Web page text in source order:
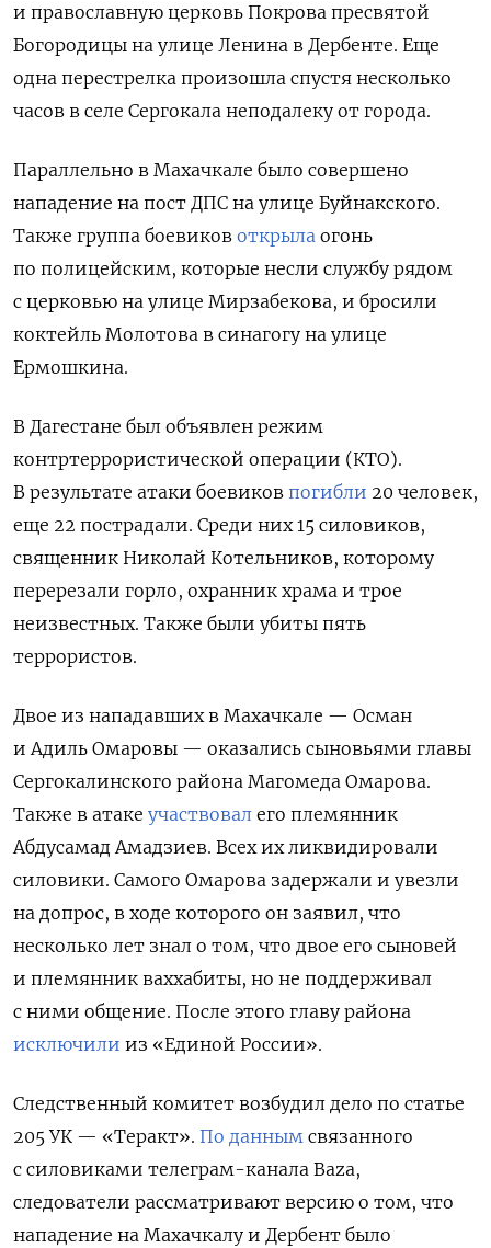
и православную церковь Покрова пресвятой
Богородицы на улице Ленина в Дербенте. Еще
одна перестрелка произошла спустя несколько
часов в селе Сергокала неподалеку от города.
Параллельно в Махачкале было совершено
нападение на пост ДПС на улице Буйнакского.
Также группа боевиков открыла огонь
по полицейским, которые несли службу рядом
с церковью на улице Мирзабекова, и бросили
коктейль Молотова в синагогу на улице
Ермошкина.
В Дагестане был объявлен режим
контртеррористической операции (КТО).
В результате атаки боевиков погибли 20 человек,
еще 22 пострадали. Среди них 15 силовиков,
священник Николай Котельников, которому
перерезали горло, охранник храма и трое
неизвестных. Также были убиты пять
террористов.
Двое из нападавших в Махачкале — Осман
и Адиль Омаровы — оказались сыновьями главы
Сергокалинского района Магомеда Омарова.
Также в атаке участвовал его племянник
Абдусамад Амадзиев. Всех их ликвидировали
силовики. Самого Омарова задержали и увезли
на допрос, в ходе которого он заявил, что
несколько лет знал о том, что двое его сыновей
и племянник ваххабиты, но не поддерживал
с ними общение. После этого главу района
исключили из «Единой России».
Следственный комитет возбудил дело по статье
205 УК — «Теракт». По данным связанного
с силовиками телеграм-канала Baza,
следователи рассматривают версию о том, что
нападение на Махачкалу и Дербент было